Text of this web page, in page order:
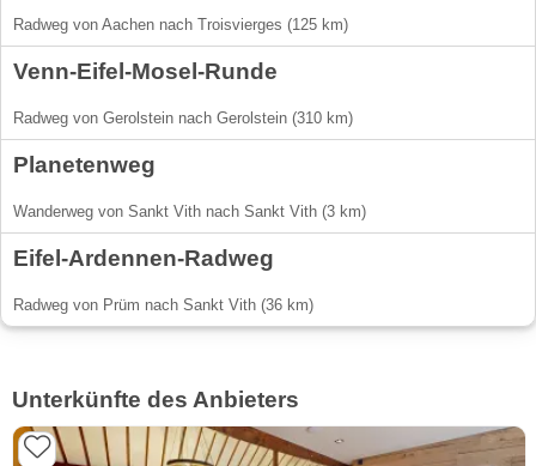
Radweg von Aachen nach Troisvierges (125 km)
Venn-Eifel-Mosel-Runde
Radweg von Gerolstein nach Gerolstein (310 km)
Planetenweg
Wanderweg von Sankt Vith nach Sankt Vith (3 km)
Eifel-Ardennen-Radweg
Radweg von Prüm nach Sankt Vith (36 km)
Unterkünfte des Anbieters